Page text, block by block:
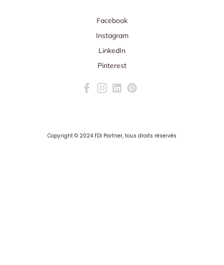
Facebook
Instagram
LinkedIn
Pinterest
Copyright © 2024 FDI Partner, tous droits réservés